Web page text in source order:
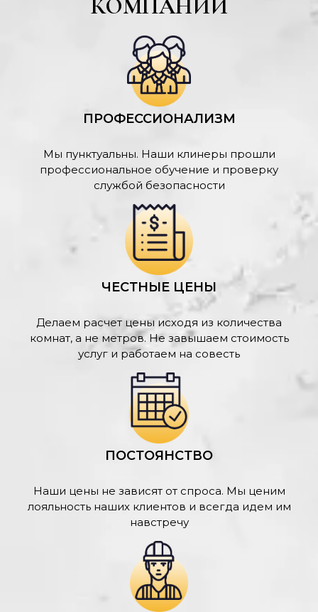
КОМПАНИИ
ПРОФЕССИОНАЛИЗМ
Мы пунктуальны. Наши клинеры прошли
профессиональное обучение и проверку
службой безопасности
ЧЕСТНЫЕ ЦЕНЫ
Делаем расчет цены исходя из количества
комнат, а не метров. Не завышаем стоимость
услуг и работаем на совесть
ПОСТОЯНСТВО
Наши цены не зависят от спроса. Мы ценим
лояльность наших клиентов и всегда идем им
навстречу